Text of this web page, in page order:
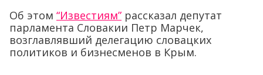
Об этом “Известиям” рассказал депутат
парламента Словакии Петр Марчек,
возглавлявший делегацию словацких
политиков и бизнесменов в Крым.